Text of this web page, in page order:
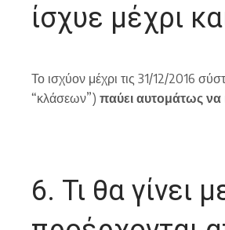
ίσχυε μέχρι
Το ισχύον μέχρι τις 31/12/2016
“κλάσεων”) παύει αυτομάτως να
6. Τι θα γίνει